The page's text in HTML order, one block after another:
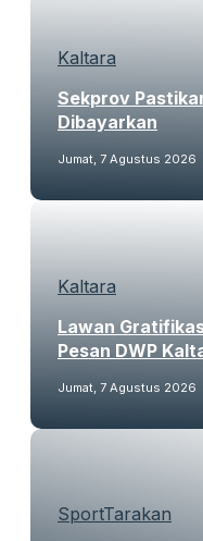
Kaltara
Sekprov
Dibayarkan
Jumat, 7 Agustus 2026
Kaltara
Lawan
Pesan DWP
Jumat, 7 Agustus 2026
SportTarakan